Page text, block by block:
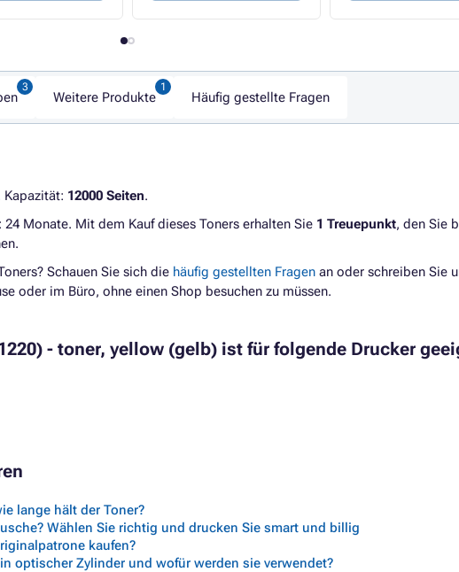
Weitere Produkte Häufig gestellte Fragen
Kapazität: 12000 Seiten.
Monate. Mit dem Kauf dieses Toners erhalten Sie 1 Treuepunkt, den Sie
Schauen Sie sich die häufig gestellten Fragen an oder schreiben Sie
oder im Büro, ohne einen Shop besuchen zu müssen.
- toner, yellow (gelb) ist für folgende Drucker
lange hält der Toner?
Wählen Sie richtig und drucken Sie smart und billig
kaufen?
optischer Zylinder und wofür werden sie verwendet?